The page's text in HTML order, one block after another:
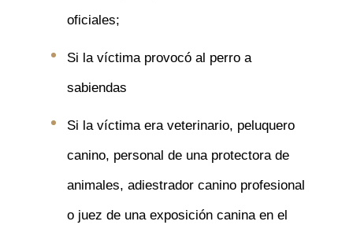
oficiales;
Si la víctima provocó al perro a
sabiendas
Si la víctima era veterinario, peluquero
canino, personal de una protectora de
animales, adiestrador canino profesional
o juez de una exposición canina en el